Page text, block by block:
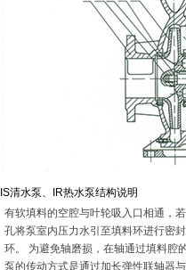
IS清水泵、IR热水泵结构说明
有软填料的空腔与叶轮吸入口相通，
孔将泵室内压力水引至填料环进行密
环。 为避免轴磨损，在轴通过填料腔
泵的传动方式是通过加长弹性联轴器